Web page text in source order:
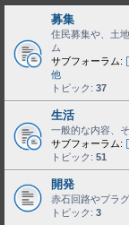
募集
住民募集や、土
ム
サブフォーラム:
他
トピック: 37
生活
一般的な内容、
サブフォーラム:
トピック: 51
開発
赤石回路やプラ
トピック: 3